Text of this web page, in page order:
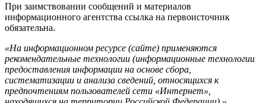
При заимствовании сообщений и материалов
информационного агентства ссылка на первоисточник
обязательна.
«На информационном ресурсе (сайте) применяются
рекомендательные технологии (информационные технологии
предоставления информации на основе сбора,
систематизации и анализа сведений, относящихся к
предпочтениям пользователей сети «Интернет»,